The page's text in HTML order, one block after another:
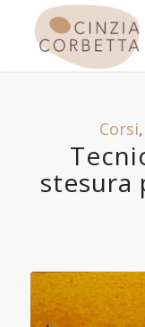
Corsi,
stesura